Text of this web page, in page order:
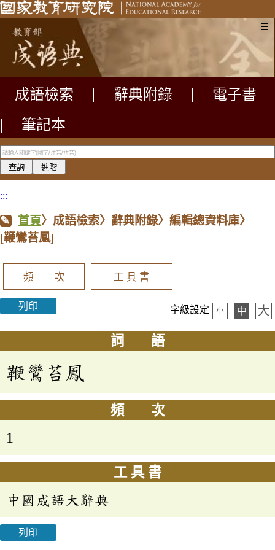
☰
成語檢索 辭典附錄
電子書
|
筆記本
:::
首頁〉成語檢索〉辭典附錄〉編輯總資料庫〉
[鞭鸞苔鳳]
頻 次 工 具 書
列印 字級設定 小 中 大
詞 語
鞭鸞苔鳳
頻 次
1
工 具 書
中國成語大辭典
列印